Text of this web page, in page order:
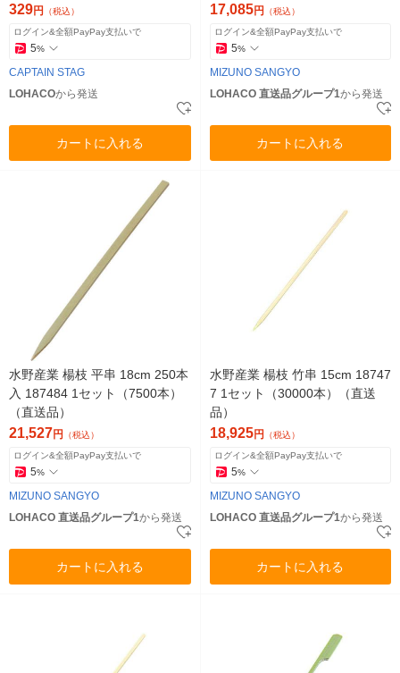
329円 （税込）
ログイン&全額PayPay支払いで
5%
CAPTAIN STAG
LOHACOから発送
カートに入れる
17,085円 （税込）
ログイン&全額PayPay支払いで
5%
MIZUNO SANGYO
LOHACO 直送品グループ1から発送
カートに入れる
水野産業 楊枝 平串 18cm 250本
入 187484 1セット（7500本）
（直送品）
21,527円 （税込）
ログイン&全額PayPay支払いで
5%
MIZUNO SANGYO
LOHACO 直送品グループ1から発送
カートに入れる
水野産業 楊枝 竹串 15cm 18747
7 1セット（30000本）（直送
品）
18,925円 （税込）
ログイン&全額PayPay支払いで
5%
MIZUNO SANGYO
LOHACO 直送品グループ1から発送
カートに入れる